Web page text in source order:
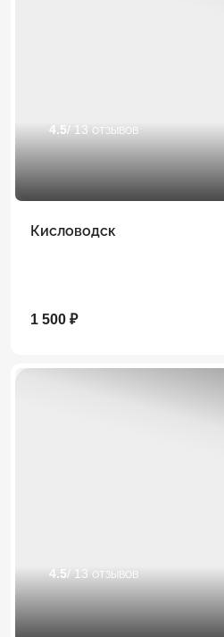
4.5/ 13 отзывов
Кисловодск
1 500 ₽
4.5/ 13 отзывов